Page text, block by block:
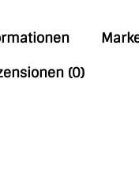
(0)